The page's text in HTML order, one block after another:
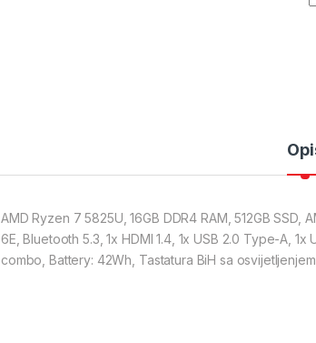
AMD Ryzen 7 5825U, 16GB DDR4 RAM, 512GB SSD,
6E, Bluetooth 5.3, 1x HDMI 1.4, 1x USB 2.0 Type-A,
combo, Battery: 42Wh, Tastatura BiH sa